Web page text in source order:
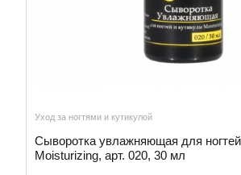
Уход за ногтями и кутикулой
Сыворотка увлажняющая для
Moisturizing, арт. 020, 30 мл